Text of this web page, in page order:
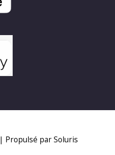
| Propulsé par Soluris